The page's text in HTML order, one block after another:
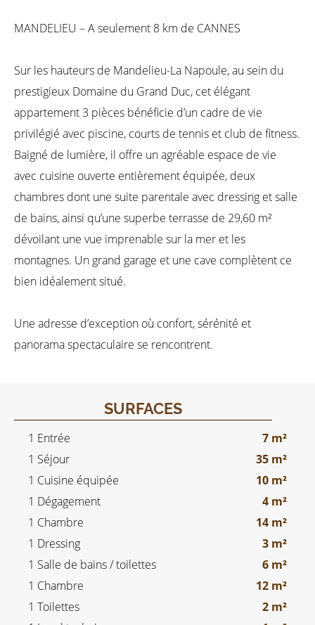
MANDELIEU – A seulement 8 km de CANNES
Sur les hauteurs de Mandelieu-La Napoule, au sein du
prestigieux Domaine du Grand Duc, cet élégant
appartement 3 pièces bénéficie d’un cadre de vie
privilégié avec piscine, courts de tennis et club de fitness.
Baigné de lumière, il offre un agréable espace de vie
avec cuisine ouverte entièrement équipée, deux
chambres dont une suite parentale avec dressing et salle
de bains, ainsi qu’une superbe terrasse de 29,60 m²
dévoilant une vue imprenable sur la mer et les
montagnes. Un grand garage et une cave complètent ce
bien idéalement situé.
Une adresse d’exception où confort, sérénité et
panorama spectaculaire se rencontrent.
SURFACES
1 Entrée
7 m²
1 Séjour
35 m²
1 Cuisine équipée
10 m²
1 Dégagement
4 m²
1 Chambre
14 m²
1 Dressing
3 m²
1 Salle de bains / toilettes
6 m²
1 Chambre
12 m²
1 Toilettes
2 m²